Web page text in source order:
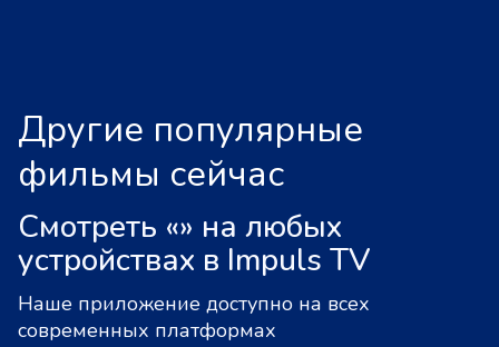
Другие популярные
фильмы сейчас
Смотреть «» на любых
устройствах в Impuls TV
Наше приложение доступно на всех
современных платформах